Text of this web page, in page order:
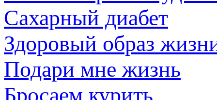
Сахарный диабет
Здоровый образ
Подари мне жизнь
Бросаем курить